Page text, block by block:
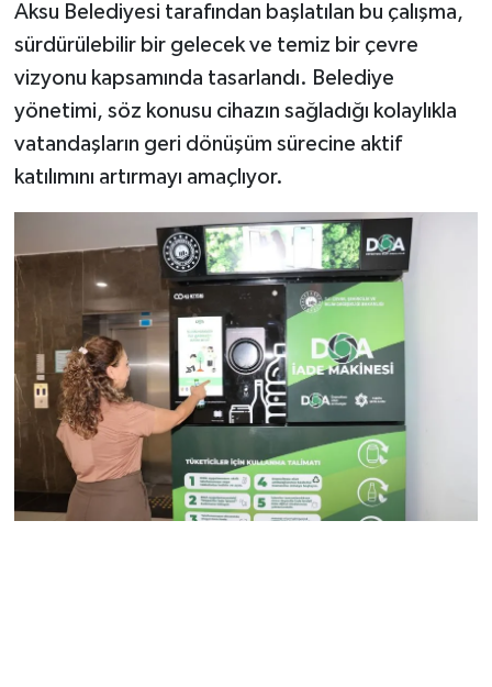
Aksu Belediyesi tarafından başlatılan bu çalışma,
sürdürülebilir bir gelecek ve temiz bir çevre
vizyonu kapsamında tasarlandı. Belediye
yönetimi, söz konusu cihazın sağladığı kolaylıkla
vatandaşların geri dönüşüm sürecine aktif
katılımını artırmayı amaçlıyor.